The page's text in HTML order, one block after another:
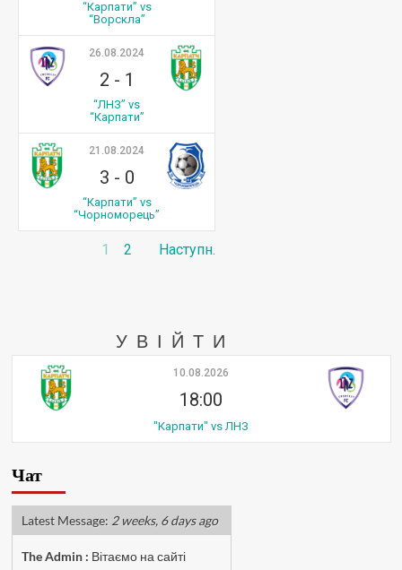
“Карпати” vs
“Ворскла”
26.08.2024
2 - 1
“ЛНЗ” vs
“Карпати”
21.08.2024
3 - 0
“Карпати” vs
“Чорноморець”
1 2 Наступн.
УВІЙТИ
10.08.2026
18:00
"Карпати" vs ЛНЗ
Чат
Latest Message: 2 weeks, 6 days ago
The Admin: Вітаємо на сайті